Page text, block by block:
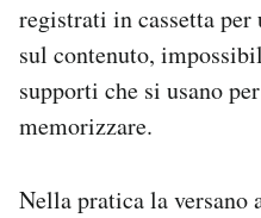
registrati in cassetta
sul contenuto,
supporti che si usano
memorizzare.
Nella pratica la versano